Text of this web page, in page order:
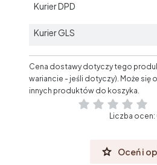
Kurier DPD
Kurier GLS
Cena dostawy dotyczy tego
wariancie - jeśli dotyczy). Może się
innych produktów do koszyka.
Liczba ocen:
Oceń i